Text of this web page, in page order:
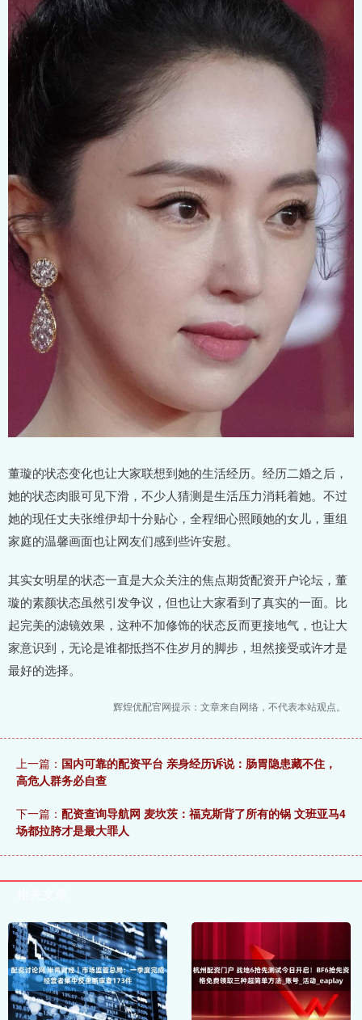
董璇的状态变化也让大家联想到她的生活经历。经历二婚之后，
她的状态肉眼可见下滑，不少人猜测是生活压力消耗着她。不过
她的现任丈夫张维伊却十分贴心，全程细心照顾她的女儿，重组
家庭的温馨画面也让网友们感到些许安慰。
其实女明星的状态一直是大众关注的焦点期货配资开户论坛，董
璇的素颜状态虽然引发争议，但也让大家看到了真实的一面。比
起完美的滤镜效果，这种不加修饰的状态反而更接地气，也让大
家意识到，无论是谁都抵挡不住岁月的脚步，坦然接受或许才是
最好的选择。
辉煌优配官网提示：文章来自网络，不代表本站观点。
上一篇： 国内可靠的配资平台 亲身经历诉说：肠胃隐患藏不住，
高危人群务必自查
下一篇： 配资查询导航网 麦坎茨：福克斯背了所有的锅 文班亚马4
场都拉胯才是最大罪人